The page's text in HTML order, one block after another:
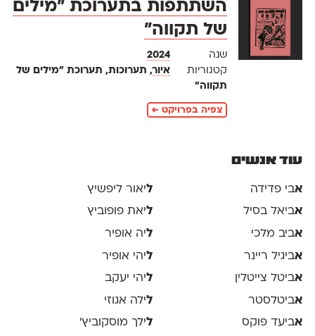
השתתפות בתערוכת ״מילים
של תקווה״
שנה
2024
קטגוריות
איור, תערוכות, תערוכת ״מילים של
תקווה״
צפיה בפרויקט ←
עוד אנשים
אבי פדידה
אביאל בסיל
אביב מלכי
אביגיל ריינר
אביטל צייטלין
אביטלסטר
אביעד פוקס
ליאור ליפשיץ
ליאת פופוביץ
ליה אופיר
ליהי אופיר
ליהי יעקב
לילה אגוזי
לילך מוסקוביץ'